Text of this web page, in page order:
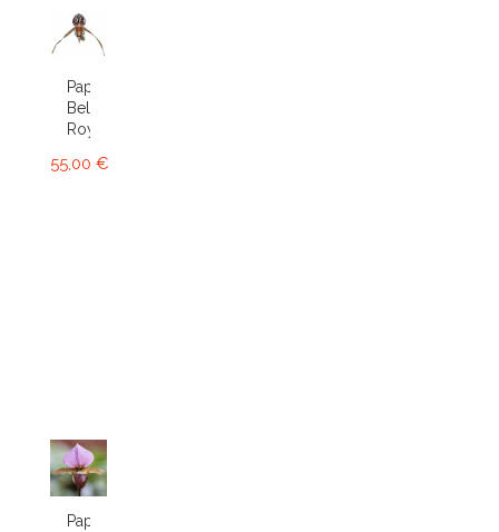
Paphiopedilum
Bel
Royal
55,00 €
Paphiopedilum